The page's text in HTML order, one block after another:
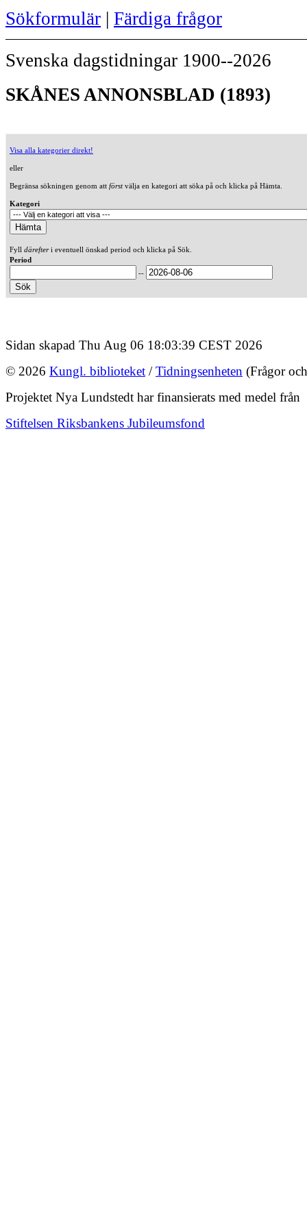
Sökformulär | Färdiga frågor
Svenska dagstidningar 1900--2026
SKÅNES ANNONSBLAD (1893)
Visa alla kategorier direkt!
eller
Begränsa sökningen genom att förstvälja en kategori att söka på och klicka på Hämta.
Kategori
Fyll därefteri eventuell önskad period och klicka på Sök.
Period
--
Sidan skapad Thu Aug 06 18:03:39 CEST 2026
© 2026 Kungl. biblioteket /Tidningsenheten (Frågor
Projektet Nya Lundstedt har finansierats med medel från
Stiftelsen Riksbankens Jubileumsfond